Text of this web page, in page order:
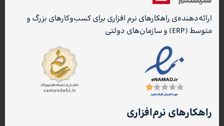
ارائه‌دهنده‌ی راهکارهای نرم افزاری برای کسب‌وکارهای بزرگ و
متوسط (ERP) و سازمان‌های دولتی
راهکارهای نرم‌افزاری